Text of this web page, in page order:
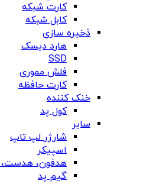
کارت شبکه
کابل شبکه
ذخیره سازی
هارد دیسک
SSD
فلش مموری
کارت حافظه
خنک کننده
کول پد
سایر
شارژر لپ تاپ
اسپیکر
هدفون، هدست،
گیم پد